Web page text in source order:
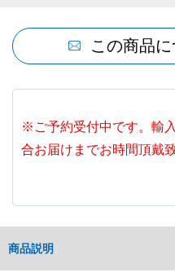
この商品
※ご予約受付中です。輸
合お届けまでお時間頂戴
商品説明